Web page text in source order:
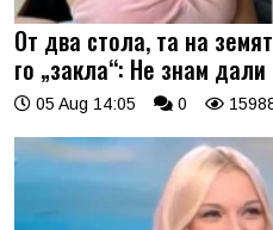
От два стола, та на
го „закла“: Не знам
05 Aug 14:05 0